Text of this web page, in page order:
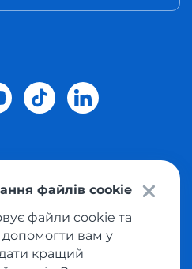
Всі права захищені
оферта
файлів cookie
файли cookie та
допомогти вам у
кращий